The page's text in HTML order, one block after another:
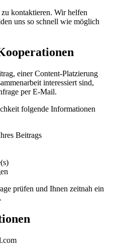
kontaktieren. Wir helfen
uns so schnell wie möglich
einer Content-Platzierung
interessiert sind,
per E-Mail.
folgende Informationen
Beitrags
prüfen und Ihnen zeitnah ein